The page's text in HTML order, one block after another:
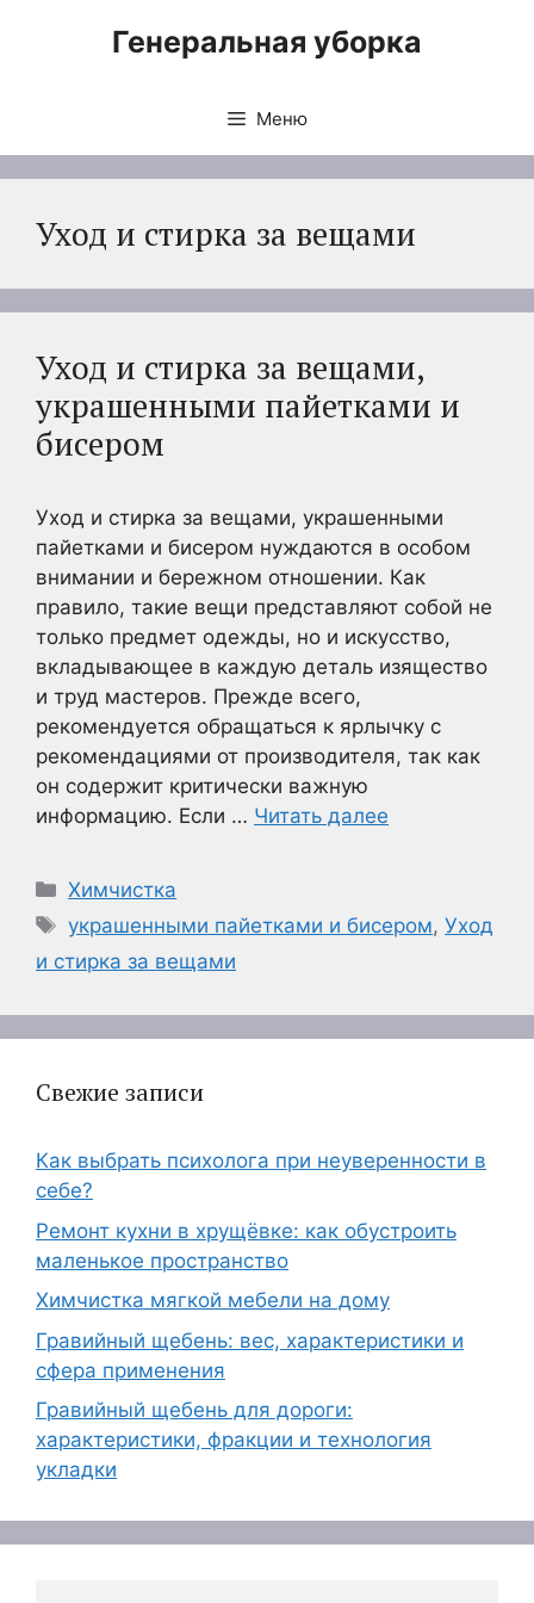
Генеральная уборка
Меню
Уход и стирка за вещами
Уход и стирка за вещами,
украшенными пайетками и
бисером
Уход и стирка за вещами, украшенными
пайетками и бисером нуждаются в особом
внимании и бережном отношении. Как
правило, такие вещи представляют собой не
только предмет одежды, но и искусство,
вкладывающее в каждую деталь изящество
и труд мастеров. Прежде всего,
рекомендуется обращаться к ярлычку с
рекомендациями от производителя, так как
он содержит критически важную
информацию. Если … Читать далее
Рубрики
Химчистка
Метки
украшенными пайетками и бисером,Уход
и стирка за вещами
Свежие записи
Как выбрать психолога при неуверенности в
себе?
Ремонт кухни в хрущёвке: как обустроить
маленькое пространство
Химчистка мягкой мебели на дому
Гравийный щебень: вес, характеристики и
сфера применения
Гравийный щебень для дороги:
характеристики, фракции и технология
укладки